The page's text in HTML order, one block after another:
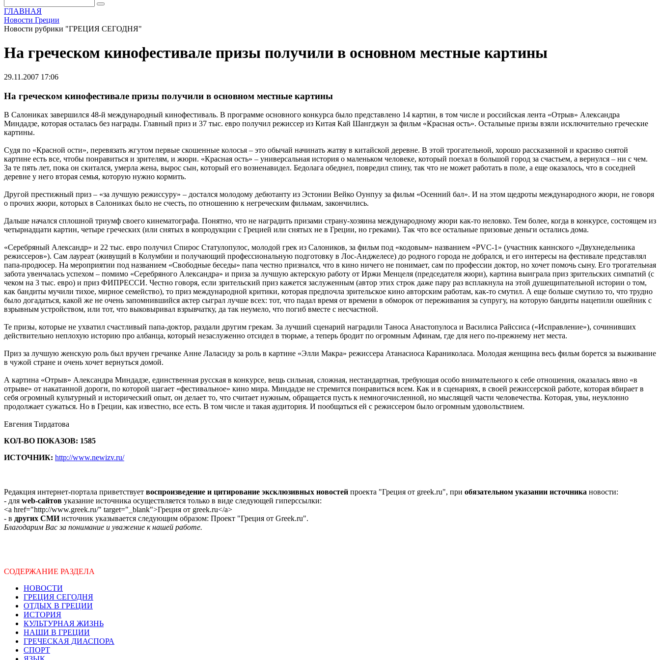
ГЛАВНАЯ
Новости Греции
Новости рубрики "ГРЕЦИЯ СЕГОДНЯ"
На греческом кинофестивале призы получили в основном местные картины
29.11.2007 17:06
На греческом кинофестивале призы получили в основном местные картины
В Салониках завершился 48-й международный кинофестиваль. В программе основного конкурса было представлено 14 картин, в том числе и российская лента «Отрыв» Александра
Миндадзе, которая осталась без награды. Главный приз и 37 тыс. евро получил режиссер из Китая Кай Шангджун за фильм «Красная ость». Остальные призы взяли исключительно греческие
картины.
Судя по «Красной ости», перевязать жгутом первые скошенные колосья – это обычай начинать жатву в китайской деревне. В этой трогательной, хорошо рассказанной и красиво снятой
картине есть все, чтобы понравиться и зрителям, и жюри. «Красная ость» – универсальная история о маленьком человеке, который поехал в большой город за счастьем, а вернулся – ни с чем.
За те пять лет, пока он скитался, умерла жена, вырос сын, который его возненавидел. Бедолага обеднел, повредил спину, так что не может работать в поле, а еще оказалось, что в соседней
деревне у него вторая семья, которую нужно кормить.
Другой престижный приз – «за лучшую режиссуру» – достался молодому дебютанту из Эстонии Вейко Оунпуу за фильм «Осенний бал». И на этом щедроты международного жюри, не говоря
о прочих жюри, которых в Салониках было не счесть, по отношению к негреческим фильмам, закончились.
Дальше начался сплошной триумф своего кинематографа. Понятно, что не наградить призами страну-хозяина международному жюри как-то неловко. Тем более, когда в конкурсе, состоящем из
четырнадцати картин, четыре греческих (или снятых в копродукции с Грецией или снятых не в Греции, но греками). Так что все остальные призовые деньги остались дома.
«Серебряный Александр» и 22 тыс. евро получил Спирос Статулопулос, молодой грек из Салоников, за фильм под «кодовым» названием «PVC-1» (участник каннского «Двухнедельника
режиссеров»). Сам лауреат (живущий в Колумбии и получающий профессиональную подготовку в Лос-Анджелесе) до родного города не добрался, и его интересы на фестивале представлял
папа-продюсер. На мероприятии под названием «Свободные беседы» папа честно признался, что в кино ничего не понимает, сам по профессии доктор, но хочет помочь сыну. Его трогательная
забота увенчалась успехом – помимо «Серебряного Александра» и приза за лучшую актерскую работу от Иржи Менцеля (председателя жюри), картина выиграла приз зрительских симпатий (с
чеком на 3 тыс. евро) и приз ФИПРЕССИ. Честно говоря, если зрительский приз кажется заслуженным (автор этих строк даже пару раз всплакнула на этой душещипательной истории о том,
как бандиты мучили тихое, мирное семейство), то приз международной критики, которая предпочла зрительское кино авторским работам, как-то смутил. А еще больше смутило то, что трудно
было догадаться, какой же не очень запомнившийся актер сыграл лучше всех: тот, что падал время от времени в обморок от переживания за супругу, на которую бандиты нацепили ошейник с
взрывным устройством, или тот, что выковыривал взрывчатку, да так неумело, что погиб вместе с несчастной.
Те призы, которые не ухватил счастливый папа-доктор, раздали другим грекам. За лучший сценарий наградили Таноса Анастопулоса и Василиса Райссиса («Исправление»), сочинивших
действительно неплохую историю про албанца, который незаслуженно отсидел в тюрьме, а теперь бродит по огромным Афинам, где для него по-прежнему нет места.
Приз за лучшую женскую роль был вручен гречанке Анне Лаласиду за роль в картине «Элли Макра» режиссера Атанасиоса Караниколаса. Молодая женщина весь фильм борется за выживание
в чужой стране и очень хочет вернуться домой.
А картина «Отрыв» Александра Миндадзе, единственная русская в конкурсе, вещь сильная, сложная, нестандартная, требующая особо внимательного к себе отношения, оказалась явно «в
отрыве» от накатанной дороги, по которой шагает «фестивальное» кино мира. Миндадзе не стремится понравиться всем. Как и в сценариях, в своей режиссерской работе, которая вбирает в
себя огромный культурный и исторический опыт, он делает то, что считает нужным, обращается пусть к немногочисленной, но мыслящей части человечества. Которая, увы, неуклонно
продолжает сужаться. Но в Греции, как известно, все есть. В том числе и такая аудитория. И пообщаться ей с режиссером было огромным удовольствием.
Евгения Тирдатова
КОЛ-ВО ПОКАЗОВ: 1585
ИСТОЧНИК: http://www.newizv.ru/
Редакция интернет-портала приветствует воспроизведение и цитирование эксклюзивных новостей проекта "Греция от greek.ru", при обязательном указании источника новости:
- для web-сайтов указание источника осуществляется только в виде следующей гиперссылки:
<a href="http://www.greek.ru/" target="_blank">Греция от greek.ru</a>
- в других СМИисточник указывается следующим образом: Проект "Греция от Greek.ru".
Благодарим Вас за понимание и уважение к нашей работе.
СОДЕРЖАНИЕ РАЗДЕЛА
НОВОСТИ
ГРЕЦИЯ СЕГОДНЯ
ОТДЫХ В ГРЕЦИИ
ИСТОРИЯ
КУЛЬТУРНАЯ ЖИЗНЬ
НАШИ В ГРЕЦИИ
ГРЕЧЕСКАЯ ДИАСПОРА
СПОРТ